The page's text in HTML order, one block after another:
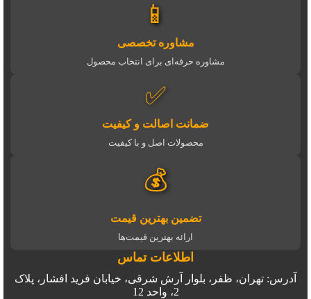
📱
مشاوره تخصصی
مشاوره حرفه‌ای برای انتخاب محصول
✅
ضمانت اصالت و کیفیت
محصولات اصل و با کیفیت
💰
تضمین بهترین قیمت
ارائه بهترین قیمت‌ها
اطلاعات تماس
آدرس: تهران، ظفر، بلوار آرش شرقی، خیابان فرید افشار، پلاک
2، واحد 12